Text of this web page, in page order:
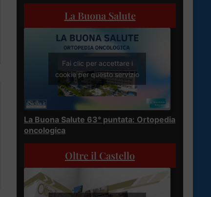
La Buona Salute
Fai clic per accettare i
cookie per questo servizio
La Buona Salute 63° puntata: Ortopedia
oncologica
Oltre il Castello